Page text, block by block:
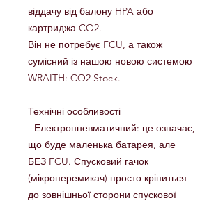
віддачу від балону HPA або
картриджа CO2.
Він не потребує FCU, а також
сумісний із нашою новою системою
WRAITH: CO2 Stock.
Технічні особливості
- Електропневматичний: це означає,
що буде маленька батарея, але
БЕЗ FCU. Спусковий гачок
(мікроперемикач) просто кріпиться
до зовнішньої сторони спускової